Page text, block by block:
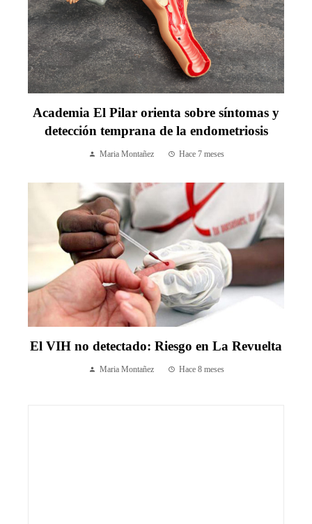
Academia El Pilar orienta sobre síntomas y
detección temprana de la endometriosis
Maria Montañez Hace 7 meses
El VIH no detectado: Riesgo en La Revuelta
Maria Montañez Hace 8 meses